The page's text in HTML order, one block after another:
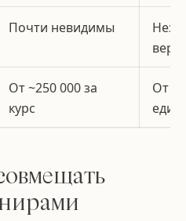
Почти невидимы
От ~250 000 за
курс
От